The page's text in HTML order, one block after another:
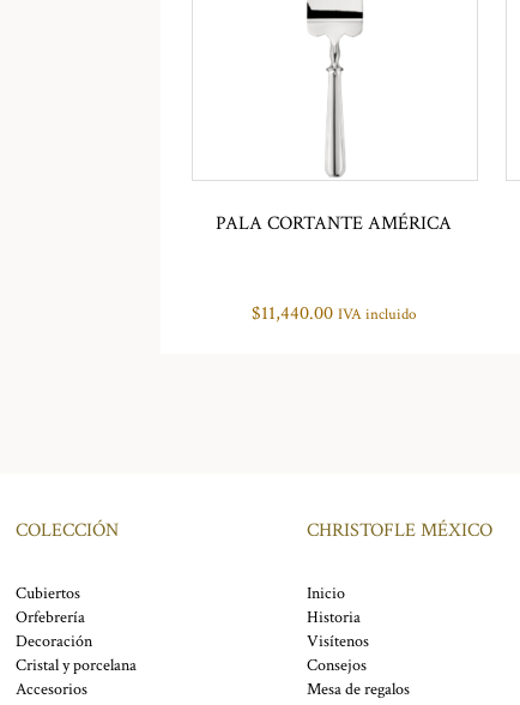
PALA CORTANTE AMÉRICA
$11,440.00 IVA incluido
COLECCIÓN
Cubiertos
Orfebrería
Decoración
Cristal y porcelana
Accesorios
CHRISTOFLE MÉXICO
Inicio
Historia
Visítenos
Consejos
Mesa de regalos